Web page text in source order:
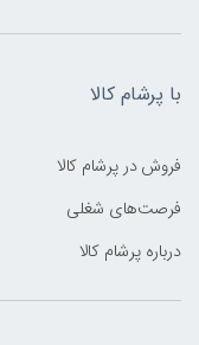
با پرشام کالا
فروش در پرشام کالا
فرصت‌های شغلی
درباره پرشام کالا